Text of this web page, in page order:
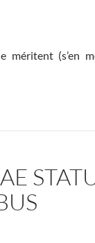
méritent (s’en